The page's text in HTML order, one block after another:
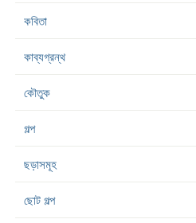
কবিতা
কাব্যগ্রন্থ
কৌতুক
গল্প
ছড়াসমূহ
ছোট গল্প